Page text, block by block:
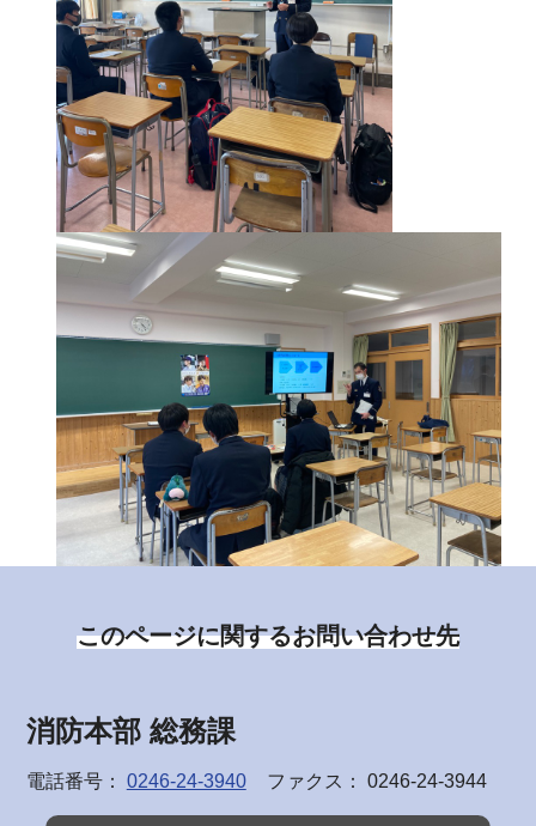
このページに関するお問い合わせ先
消防本部 総務課
電話番号： 0246-24-3940 ファクス： 0246-24-3944